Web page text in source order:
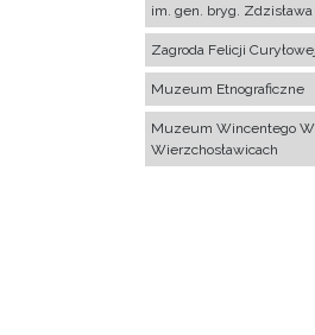
im. gen. bryg.
Zagroda Felicji
Muzeum Etnograficzne
Muzeum Wincentego
Wierzchosławicach